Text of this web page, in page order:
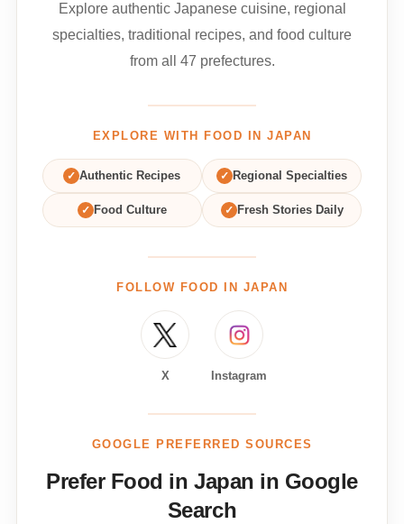
Explore authentic Japanese cuisine, regional
specialties, traditional recipes, and food culture
from all 47 prefectures.
EXPLORE WITH FOOD IN JAPAN
✓ Authentic Recipes ✓ Regional Specialties
✓ Food Culture ✓ Fresh Stories Daily
FOLLOW FOOD IN JAPAN
X Instagram
GOOGLE PREFERRED SOURCES
Prefer Food in Japan in Google
Search